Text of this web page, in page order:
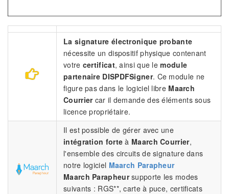
La signature électronique probante
nécessite un dispositif physique contenant
votre certificat, ainsi que lemodule
partenaire DISPDFSigner. Ce module ne
figure pas dans le logiciel libre Maarch
Courriercar il demande des éléments sous
licence propriétaire.
Il est possible de gérer avec une
intégration forte à Maarch Courrier,
l'ensemble des circuits de signature dans
notre logiciel Maarch Parapheur
Maarch Parapheursupporte les modes
suivants : RGS**, carte à puce, certificats